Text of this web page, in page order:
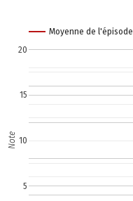
Moyenne de l'épisode
5
10
15
20
Note